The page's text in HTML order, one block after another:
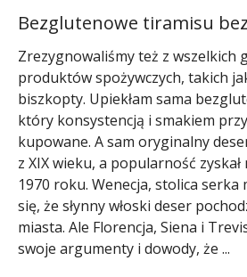
Bezglutenowe tiramisu
Zrezygnowaliśmy też z wszelkich
produktów spożywczych, takich
biszkopty. Upiekłam sama
który konsystencją i smakiem
kupowane. A sam oryginalny
z XIX wieku, a popularność
1970 roku. Wenecja, stolica
się, że słynny włoski deser
miasta. Ale Florencja, Siena i
swoje argumenty i dowody, że ...